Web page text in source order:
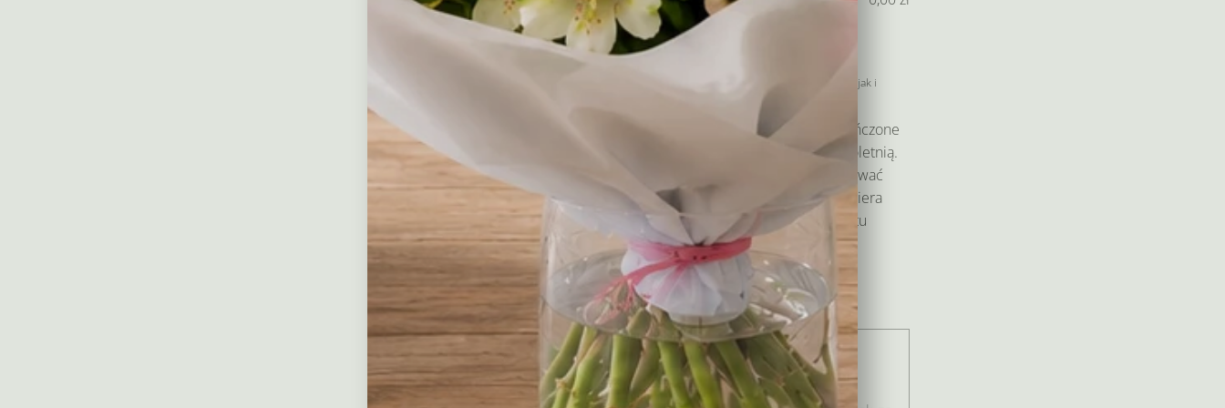
Wina
Aby zamówić wino - zarówno Ty jak i
Oświadczam, że jestem osobą pełnoletnią (mam ukończone
18 lat), a także że odbiorca zamówienia jest osobą pełnoletnią.
Przyjmuję do wiadomości, że kurier ma prawo zweryfikować
wiek odbiorcy przy doręczeniu paczki. Upoważniam kuriera
kwiaciarni do technicznego odbioru wybranego produktu
alkoholowego ze stacjonarnego punktu sprzedaży i
dostarczenia go pod wskazany adres w moim imieniu.
Treść bileciku